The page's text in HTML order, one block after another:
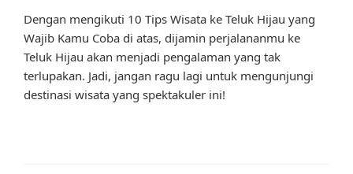
Dengan mengikuti 10 Tips Wisata ke Teluk Hijau yang
Wajib Kamu Coba di atas, dijamin perjalananmu ke
Teluk Hijau akan menjadi pengalaman yang tak
terlupakan. Jadi, jangan ragu lagi untuk mengunjungi
destinasi wisata yang spektakuler ini!